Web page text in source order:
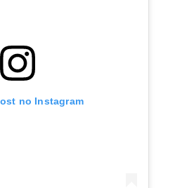
no Instagram